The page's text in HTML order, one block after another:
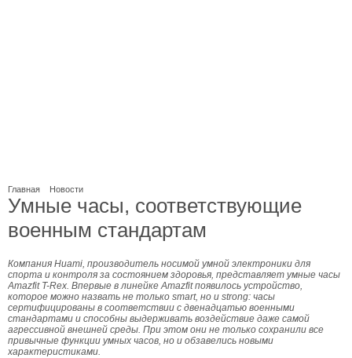
Главная Новости
Умные часы, соответствующие
военным стандартам
Компания Huami, производитель носимой умной электроники для
спорта и контроля за состоянием здоровья, представляет умные часы
Amazfit T-Rex. Впервые в линейке Amazfit появилось устройство,
которое можно назвать не только smart, но и strong: часы
сертифицированы в соответствии с двенадцатью военными
стандартами и способны выдерживать воздействие даже самой
агрессивной внешней среды. При этом они не только сохранили все
привычные функции умных часов, но и обзавелись новыми
характеристиками.